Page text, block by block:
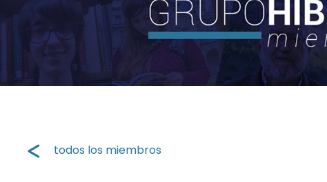
todos los miembros